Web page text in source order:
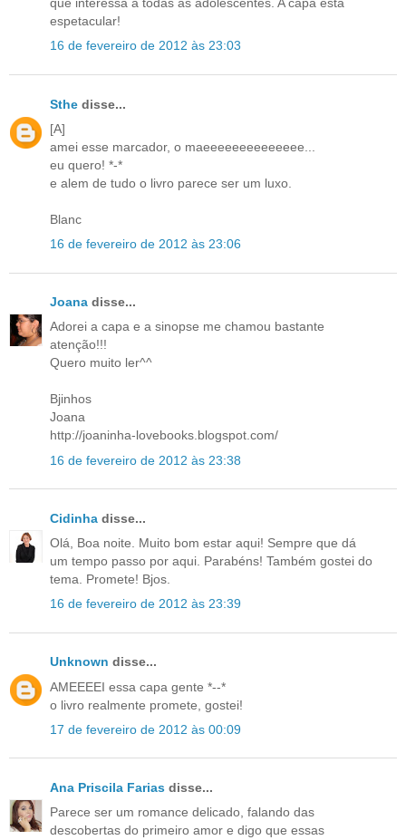
que interessa a todas as adolescentes. A capa está
espetacular!
16 de fevereiro de 2012 às 23:03
Sthe disse...
[A]
amei esse marcador, o maeeeeeeeeeeeeee...
eu quero! *-*
e alem de tudo o livro parece ser um luxo.
Blanc
16 de fevereiro de 2012 às 23:06
Joana disse...
Adorei a capa e a sinopse me chamou bastante
atenção!!!
Quero muito ler^^
Bjinhos
Joana
http://joaninha-lovebooks.blogspot.com/
16 de fevereiro de 2012 às 23:38
Cidinha disse...
Olá, Boa noite. Muito bom estar aqui! Sempre que dá
um tempo passo por aqui. Parabéns! Também gostei do
tema. Promete! Bjos.
16 de fevereiro de 2012 às 23:39
Unknown disse...
AMEEEEI essa capa gente *--*
o livro realmente promete, gostei!
17 de fevereiro de 2012 às 00:09
Ana Priscila Farias disse...
Parece ser um romance delicado, falando das
descobertas do primeiro amor e digo que essas